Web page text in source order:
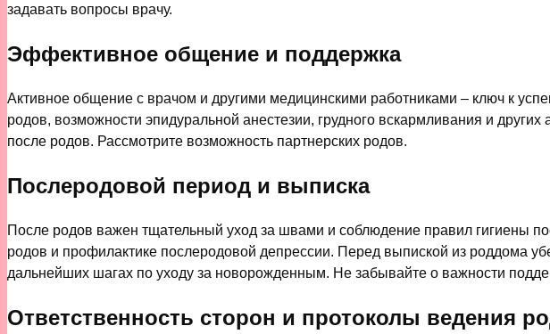
задавать вопросы врачу.
Эффективное общение и поддержка
Активное общение с врачом и другими медицинскими работниками – ключ к
родов, возможности эпидуральной анестезии, грудного вскармливания и
после родов. Рассмотрите возможность партнерских родов.
Послеродовой период и выписка
После родов важен тщательный уход за швами и соблюдение правил гигиены
родов и профилактике послеродовой депрессии. Перед выпиской из роддома
дальнейших шагах по уходу за новорожденным. Не забывайте о важности
Ответственность сторон и протоколы ведения